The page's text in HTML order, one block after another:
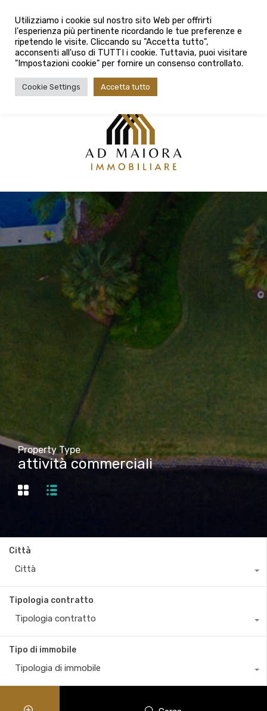
080 3759025
Property Type
attività commerciali
Città
Città
Tipologia contratto
Tipologia contratto
Tipo di immobile
Tipologia di immobile
Utilizziamo i cookie sul nostro sito Web per offrirti
l'esperienza più pertinente ricordando le tue preferenze e
ripetendo le visite. Cliccando su "Accetta tutto",
acconsenti all'uso di TUTTI i cookie. Tuttavia, puoi visitare
"Impostazioni cookie" per fornire un consenso controllato.
Cookie Settings Accetta tutto